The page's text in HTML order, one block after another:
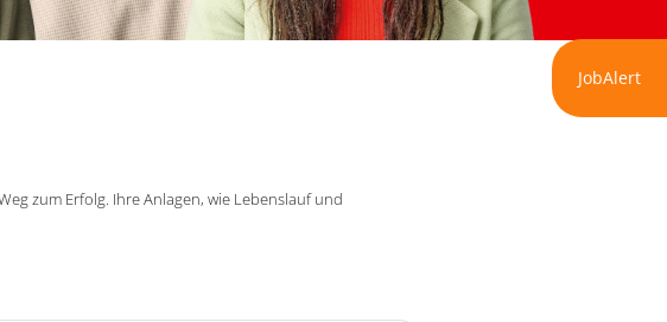
zum Erfolg. Ihre Anlagen, wie Lebenslauf und
JobAlert